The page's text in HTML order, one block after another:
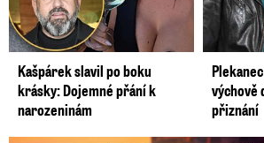
Kašpárek slavil po boku
krásky: Dojemné přání k
narozeninám
výchově
přiznání